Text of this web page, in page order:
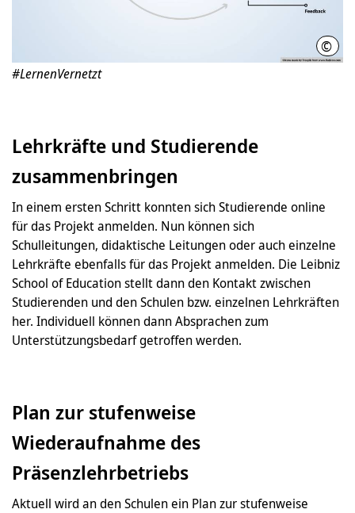
©
#LernenVernetzt
Lehrkräfte und Studierende
zusammenbringen
In einem ersten Schritt konnten sich Studierende online
für das Projekt anmelden. Nun können sich
Schulleitungen, didaktische Leitungen oder auch einzelne
Lehrkräfte ebenfalls für das Projekt anmelden. Die Leibniz
School of Education stellt dann den Kontakt zwischen
Studierenden und den Schulen bzw. einzelnen Lehrkräften
her. Individuell können dann Absprachen zum
Unterstützungsbedarf getroffen werden.
Plan zur stufenweise
Wiederaufnahme des
Präsenzlehrbetriebs
Aktuell wird an den Schulen ein Plan zur stufenweise